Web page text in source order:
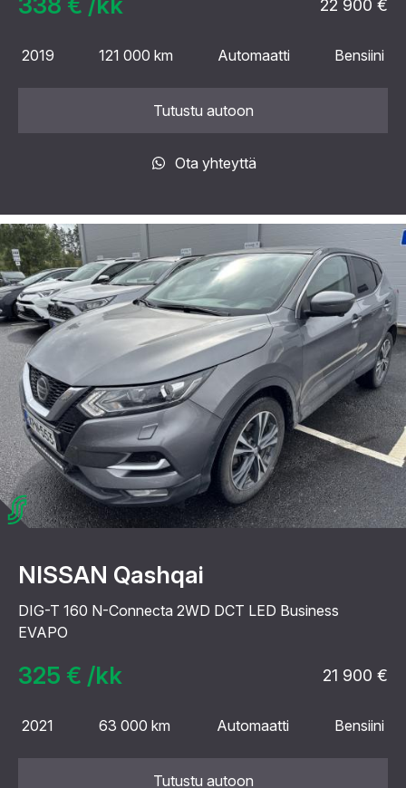
22 900 €
2019 121 000 km Automaatti Bensiini
Tutustu autoon
Ota yhteyttä
NISSAN Qashqai
DIG-T 160 N-Connecta 2WD DCT LED Business
EVAPO
325 € /kk 21 900 €
2021 63 000 km Automaatti Bensiini
Tutustu autoon